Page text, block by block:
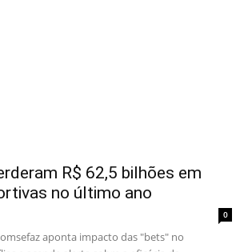
R$ 62,5 bilhões em
no último ano
0
aponta impacto das "bets" no